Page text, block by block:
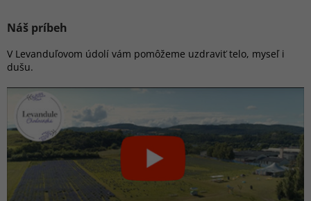
Náš príbeh
V Levanduľovom údolí vám pomôžeme uzdraviť telo, myseľ i
dušu.